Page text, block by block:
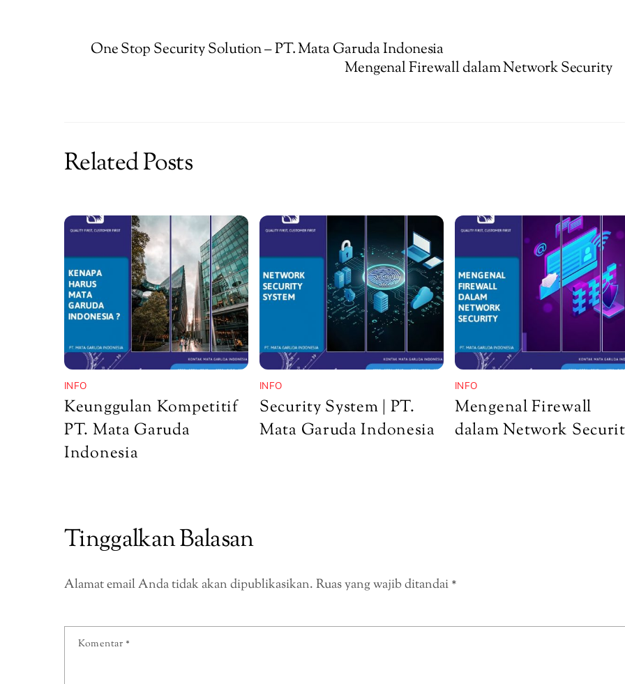
One Stop Security Solution – PT. Mata Garuda Indonesia
Mengenal Firewall dalam Network Security
Related Posts
INFO
Keunggulan Kompetitif
PT. Mata Garuda
Indonesia
INFO
Security System | PT.
Mata Garuda Indonesia
INFO
Mengenal Firewall
dalam Network
Tinggalkan Balasan
Alamat email Anda tidak akan dipublikasikan.Ruas yang wajib ditandai*
Komentar *